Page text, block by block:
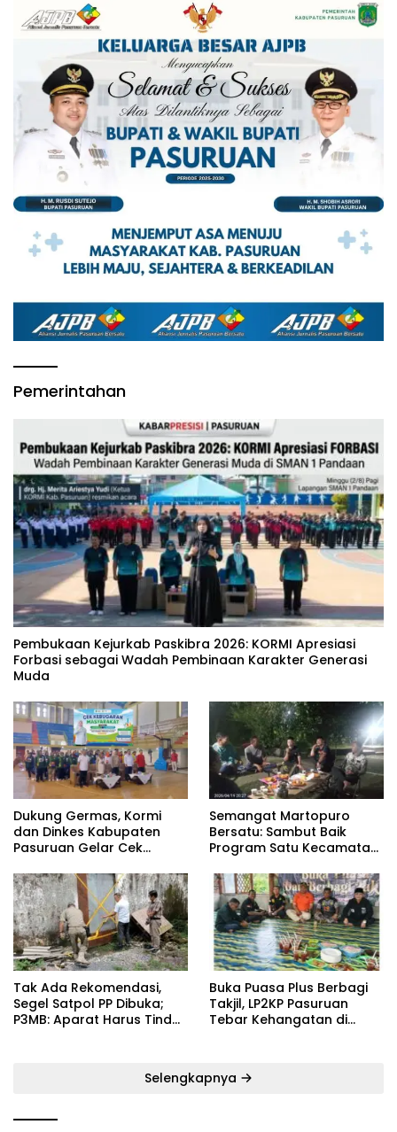
Pemerintahan
‎Pembukaan Kejurkab Paskibra 2026: KORMI Apresiasi
Forbasi sebagai Wadah Pembinaan Karakter Generasi
Muda
Dukung Germas, Kormi
dan Dinkes Kabupaten
Pasuruan Gelar Cek
Semangat Martopuro
Bersatu: Sambut Baik
Program Satu Kecamatan
Kebangkitan Persekabpas
‎Tak Ada Rekomendasi,
Segel Satpol PP Dibuka;
P3MB: Aparat Harus Tindak
‎Buka Puasa Plus Berbagi
Takjil, LP2KP Pasuruan
Tebar Kehangatan di
Selengkapnya